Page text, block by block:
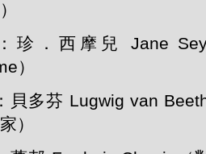
珍．西摩兒 Jane
）
貝多芬 Lugwig van
）